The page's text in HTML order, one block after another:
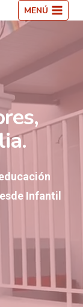
MENÚ
Infantil